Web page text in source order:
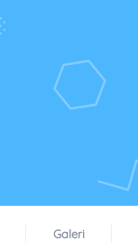
Galeri